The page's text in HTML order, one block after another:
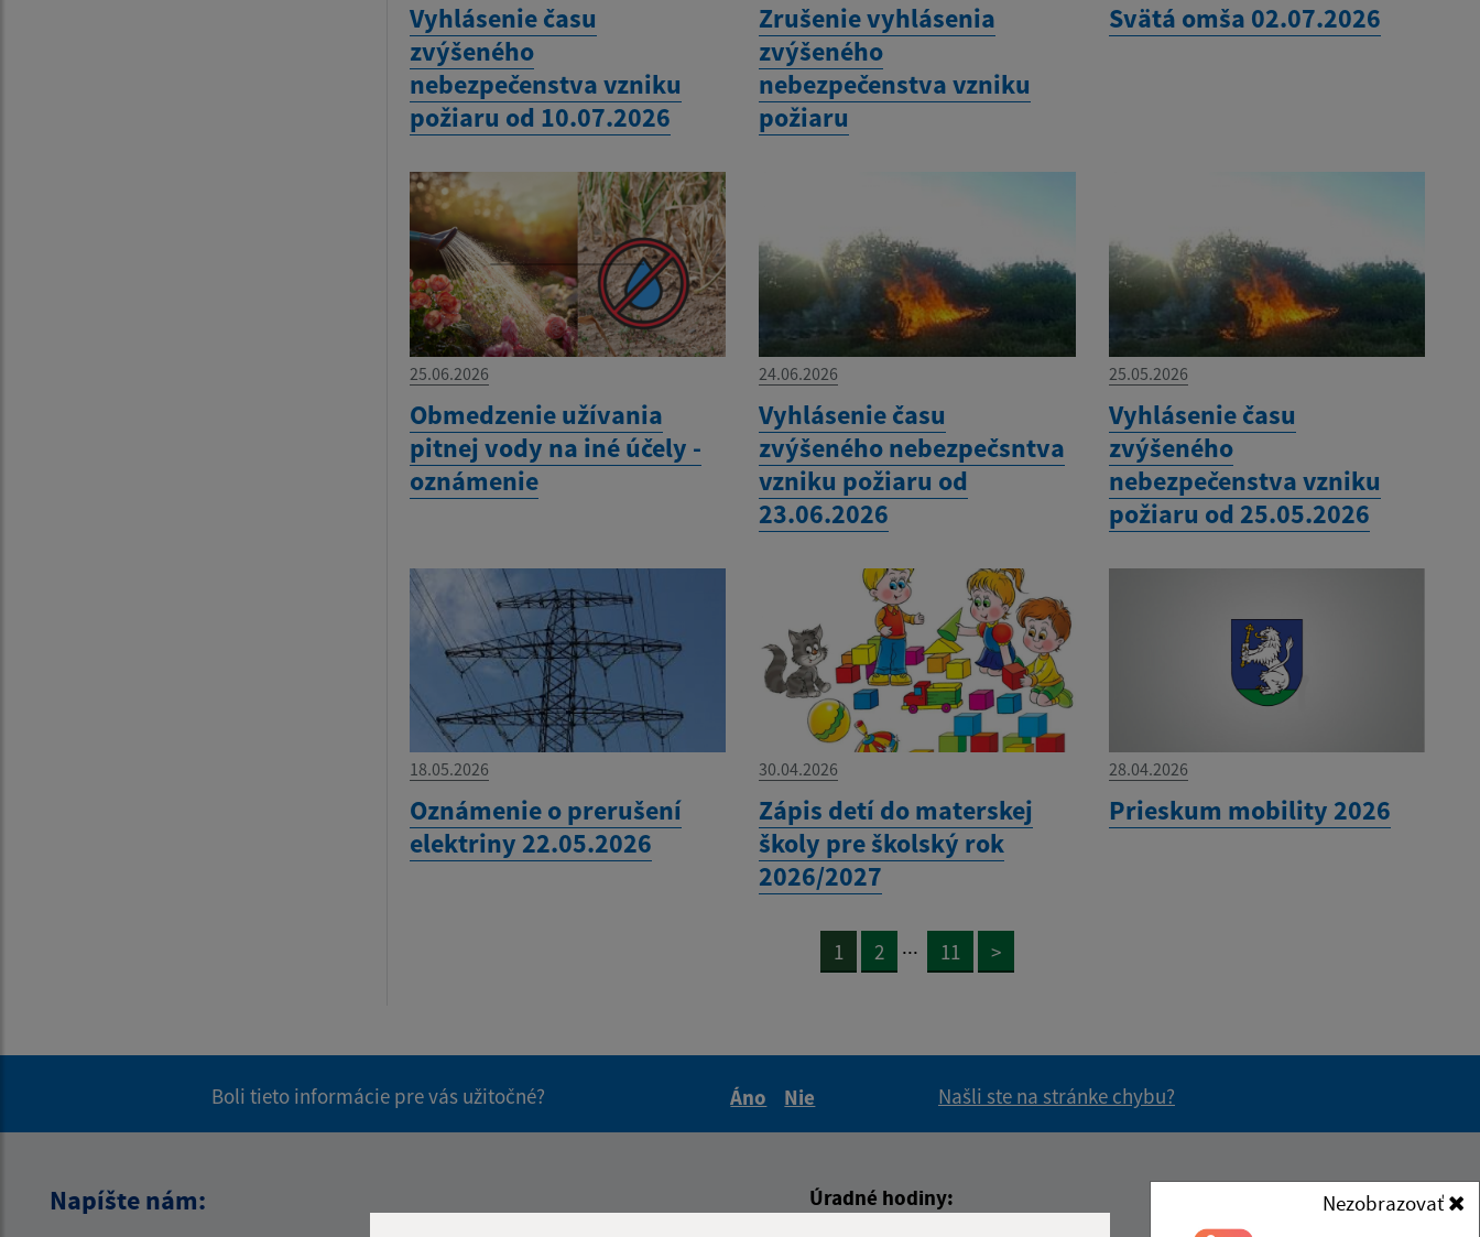
Nezobrazovať
Vyhlásenie času
zvýšeného
nebezpečenstva vzniku
požiaru od 10.07.2026
Zrušenie vyhlásenia
zvýšeného
nebezpečenstva vzniku
požiaru
Svätá omša 02.07.2026
25.06.2026
Obmedzenie užívania
pitnej vody na iné účely -
oznámenie
24.06.2026
Vyhlásenie času
zvýšeného nebezpečsntva
vzniku požiaru od
23.06.2026
25.05.2026
Vyhlásenie času
zvýšeného
nebezpečenstva vzniku
požiaru od 25.05.2026
18.05.2026
Oznámenie o prerušení
elektriny 22.05.2026
30.04.2026
Zápis detí do materskej
školy pre školský rok
2026/2027
28.04.2026
Prieskum mobility 2026
1 2 ... 11 >
Boli tieto informácie pre vás užitočné?
Áno
Nie
Našli ste na stránke chybu?
Napíšte nám: Úradné hodiny: